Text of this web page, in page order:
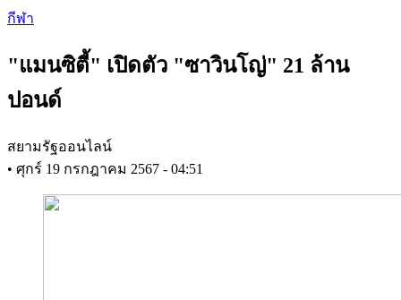
Skip
content
กีฬา
"แมนซิตี้" เปิดตัว "ซาวินโญ่" 21 ล้าน
ปอนด์
สยามรัฐออนไลน์
• ศุกร์ 19 กรกฎาคม 2567 - 04:51